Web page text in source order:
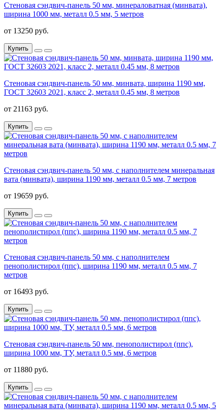
Стеновая сэндвич-панель 50 мм, минераловатная (минвата),
ширина 1000 мм, металл 0.5 мм, 5 метров
от 13250 руб.
Купить
Стеновая сэндвич-панель 50 мм, минвата, ширина 1190 мм,
ГОСТ 32603 2021, класс 2, металл 0.45 мм, 8 метров
от 21163 руб.
Купить
Стеновая сэндвич-панель 50 мм, с наполнителем минеральная
вата (минвата), ширина 1190 мм, металл 0.5 мм, 7 метров
от 19659 руб.
Купить
Стеновая сэндвич-панель 50 мм, с наполнителем
пенополистирол (ппс), ширина 1190 мм, металл 0.5 мм, 7
метров
от 16493 руб.
Купить
Стеновая сэндвич-панель 50 мм, пенополистирол (ппс),
ширина 1000 мм, ТУ, металл 0.5 мм, 6 метров
от 11880 руб.
Купить